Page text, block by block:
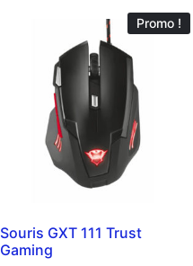
Promo !
Souris GXT 111 Trust
Gaming